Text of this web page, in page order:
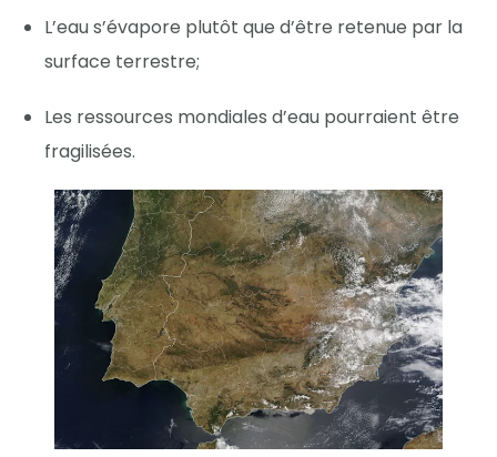
L’eau s’évapore plutôt que d’être retenue par la
surface terrestre;
Les ressources mondiales d’eau pourraient être
fragilisées.